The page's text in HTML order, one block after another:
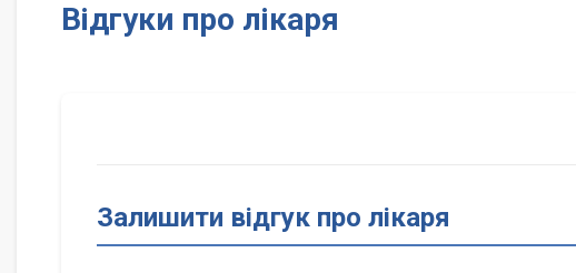
Відгуки про лікаря
Залишити відгук про лікаря